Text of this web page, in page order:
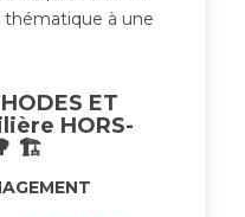
à une
ET
HORS-
🏗